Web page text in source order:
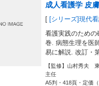
成人看護学 皮
[ [シリーズ]現代
看護実践のため
巻. 病態生理を医
易に解説. 改訂・
【監修】山村秀夫
主任
A5判・418頁・定価